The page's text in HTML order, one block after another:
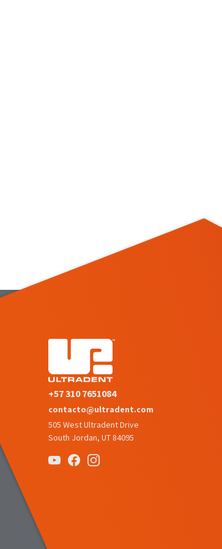
+57 310 7651084
contacto@ultradent.com
505 West Ultradent Drive
South Jordan, UT 84095